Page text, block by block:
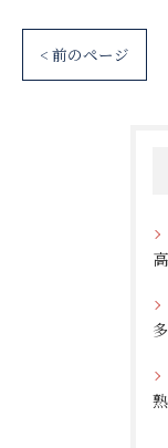
< 前のページ